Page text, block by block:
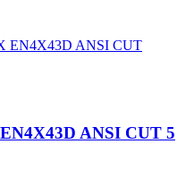
ANSI CUT 5